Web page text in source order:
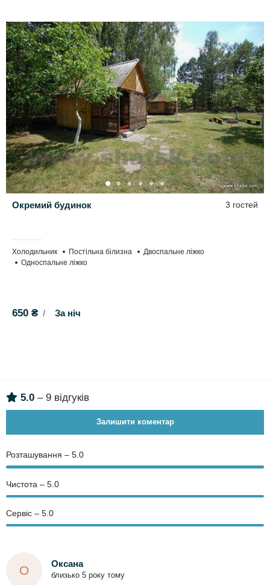
Окремий будинок 3 гостей
Холодильник Постільна білизна
Двоспальне ліжко
Односпальне ліжко
650 ₴ За ніч
5.0 – 9 відгуків
Залишити коментар
Розташування – 5.0
Чистота – 5.0
Сервіс – 5.0
О Оксана
близько 5 року тому